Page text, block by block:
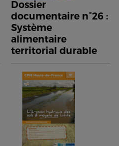
Dossier
documentaire n°26 :
Système
alimentaire
territorial durable